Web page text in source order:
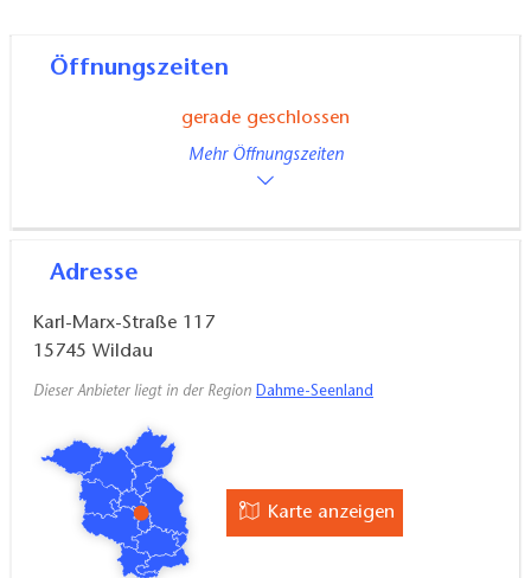
Öffnungszeiten
gerade geschlossen
Mehr Öffnungszeiten
Adresse
Karl-Marx-Straße 117
15745 Wildau
Dieser Anbieter liegt in der Region Dahme-Seenland
Karte anzeigen